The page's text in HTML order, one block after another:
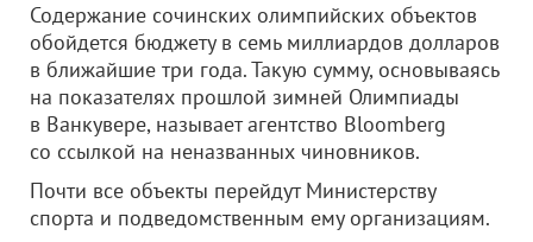
Содержание сочинских олимпийских объектов
обойдется бюджету в семь миллиардов долларов
в ближайшие три года. Такую сумму, основываясь
на показателях прошлой зимней Олимпиады
в Ванкувере, называет агентство Bloomberg
со ссылкой на неназванных чиновников.
Почти все объекты перейдут Министерству
спорта и подведомственным ему организациям.